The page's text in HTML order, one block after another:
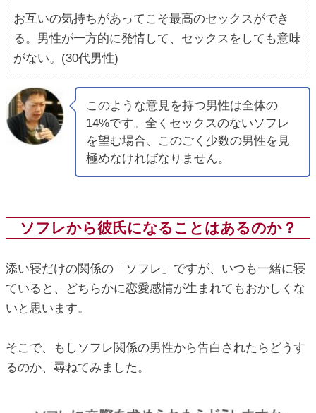
お互いの気持ちがあってこそ最高のセックスができ
る。男性が一方的に発情して、セックスをしても意味
がない。(30代男性)
このような意見を持つ男性は全体の
14%です。全くセックスのないソフレ
を望む場合、このごく少数の男性を見
極めなければなりません。
ソフレから彼氏になることはあるのか？
添い寝だけの関係の「ソフレ」ですが、いつも一緒に寝
ていると、どちらかに恋愛感情が生まれてもおかしくな
いと思います。
そこで、もしソフレ関係の男性から告白されたらどうす
るのか、尋ねてみました。